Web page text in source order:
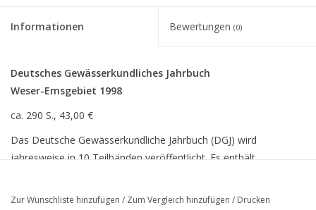
Informationen Bewertungen (0)
Deutsches Gewässerkundliches Jahrbuch
Weser-Emsgebiet 1998
ca. 290 S., 43,00 €
Das Deutsche Gewässerkundliche Jahrbuch (DGJ) wird
jahresweise in 10 Teilbänden veröffentlicht. Es enthält
Grundlage für die wasserwirtschaftliche Praxis und Forschung.
Zur Wunschliste hinzufügen / Zum Vergleich hinzufügen / Drucken